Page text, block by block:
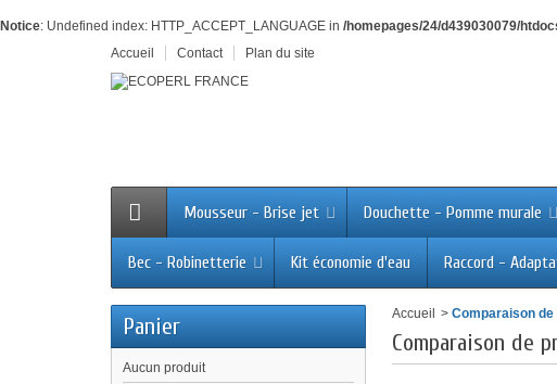
Notice: Undefined index: HTTP_ACCEPT_LANGUAGE in /homepages/24/d439030079/
Accueil
Contact Plan du site
Mousseur - Brise jet Douchette - Pomme murale
Bec - Robinetterie Kit économie d'eau Raccord -
Panier
Aucun produit
Accueil > Comparaison
Comparaison de